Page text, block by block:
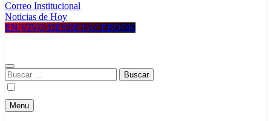
MUNICIPALIDAD DISTRITAL DE UCHUMAYO
Construyendo una nueva Historia
Correo Institucional
Noticias de Hoy
EN VIVO DESDE FACEBOOK
Buscar:
Menu